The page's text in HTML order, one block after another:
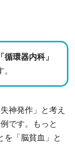
循環器内科」
神発作」と考え
です。もっと
を「脳貧血」と